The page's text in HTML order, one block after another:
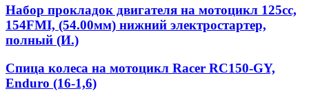
Набор прокладок двигателя на мотоцикл 125cc,
154FMI, (54.00мм) нижний электростартер,
полный (И.)
Спица колеса на мотоцикл Racer RC150-GY,
Enduro (16-1,6)